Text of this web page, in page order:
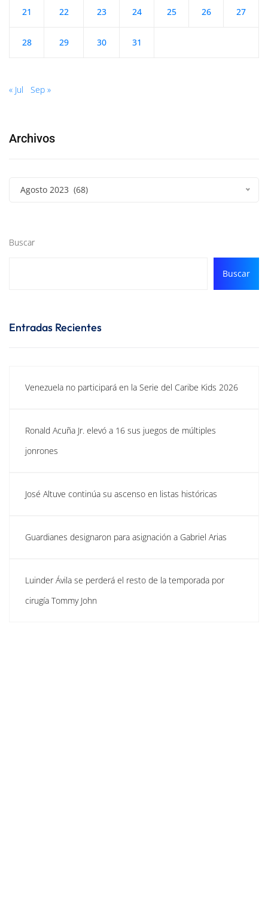
21 22 23 24 25 26 27
28 29 30 31
« Jul Sep »
Archivos
Agosto 2023 (68)
Buscar
Buscar
Entradas Recientes
Venezuela no participará en la Serie del Caribe Kids 2026
Ronald Acuña Jr. elevó a 16 sus juegos de múltiples
jonrones
José Altuve continúa su ascenso en listas históricas
Guardianes designaron para asignación a Gabriel Arias
Luinder Ávila se perderá el resto de la temporada por
cirugía Tommy John